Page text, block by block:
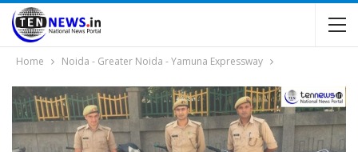
Home Noida - Greater Noida - Yamuna Expressway